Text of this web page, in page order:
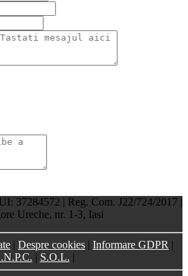
37284572 | Reg. Com. J22/724/2017 |
Ureche, nr. 1-3, Iasi
| Despre cookies | Informare GDPR |
| S.O.L. |